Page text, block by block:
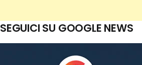
SEGUICI SU GOOGLE NEWS